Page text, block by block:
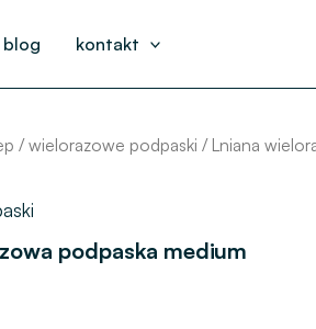
blog kontakt
/wielorazowe podpaski / Lniana
podpaska medium